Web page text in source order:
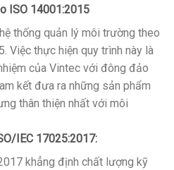
ISO 14001:2015
thống quản lý môi trường theo
Việc thực hiện quy trình này là
của Vintec với đông đảo
kết đưa ra những sản phẩm
thân thiện nhất với môi
IEC 17025:2017:
khẳng định chất lượng kỹ